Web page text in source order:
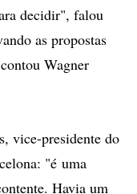
decidir", falou
as propostas
Wagner
vice-presidente do
"é uma
Havia um